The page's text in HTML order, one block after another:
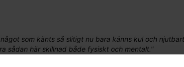
som känts så slitigt nu bara känns kul och
sådan här skillnad både fysiskt och mentalt."